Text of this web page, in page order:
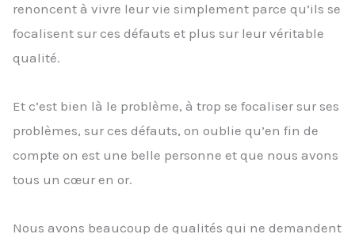
renoncent à vivre leur vie simplement parce qu’ils se
focalisent sur ces défauts et plus sur leur véritable
qualité.
Et c’est bien là le problème, à trop se focaliser sur ses
problèmes, sur ces défauts, on oublie qu’en fin de
compte on est une belle personne et que nous avons
tous un cœur en or.
Nous avons beaucoup de qualités qui ne demandent